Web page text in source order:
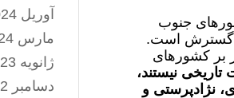
جنوب
گسترش است.
بر کشورهای
تاریخی نیستند،
نژادپرستی و
آوریل 2024
مارس 2024
ژانویه 2023
دسامبر 2022